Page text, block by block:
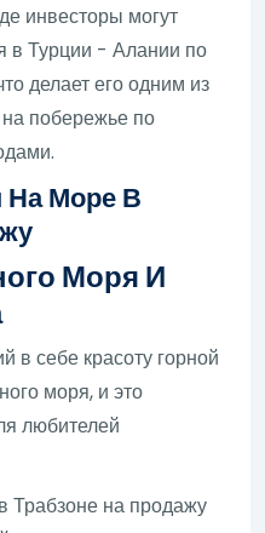
инвесторы могут
в Турции - Алании по
делает его одним из
побережье по
Море В
Моря И
в себе красоту горной
моря, и это
любителей
Трабзоне на продажу